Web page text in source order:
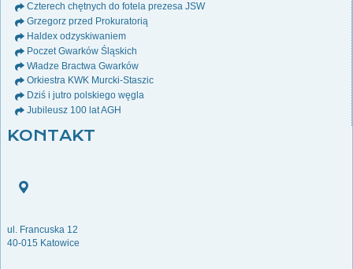
Czterech chętnych do fotela prezesa JSW
Grzegorz przed Prokuratorią
Haldex odzyskiwaniem
Poczet Gwarków Śląskich
Władze Bractwa Gwarków
Orkiestra KWK Murcki-Staszic
Dziś i jutro polskiego węgla
Jubileusz 100 lat AGH
KONTAKT
ul. Francuska 12
40-015 Katowice